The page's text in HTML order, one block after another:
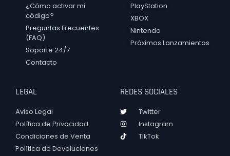
¿Cómo activar mi
código?
Preguntas Frecuentes
(FAQ)
Soporte 24/7
Contacto
PlayStation
XBOX
Nintendo
Próximos Lanzamientos
LEGAL
Aviso Legal
Política de Privacidad
Condiciones de Venta
Política de Devoluciones
REDES SOCIALES
Twitter
Instagram
TIkTok